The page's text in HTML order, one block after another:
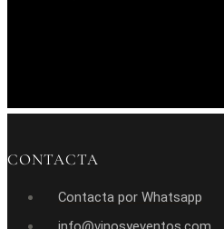
CONTACTA
Contacta por Whatsapp